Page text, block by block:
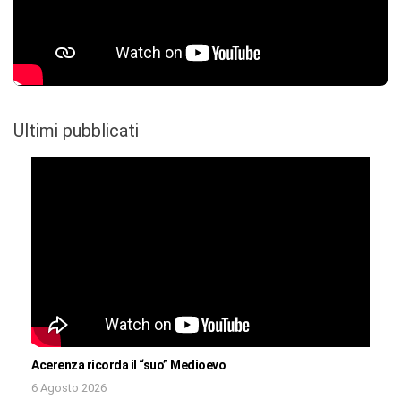
Ultimi pubblicati
Acerenza ricorda il “suo” Medioevo
6 Agosto 2026